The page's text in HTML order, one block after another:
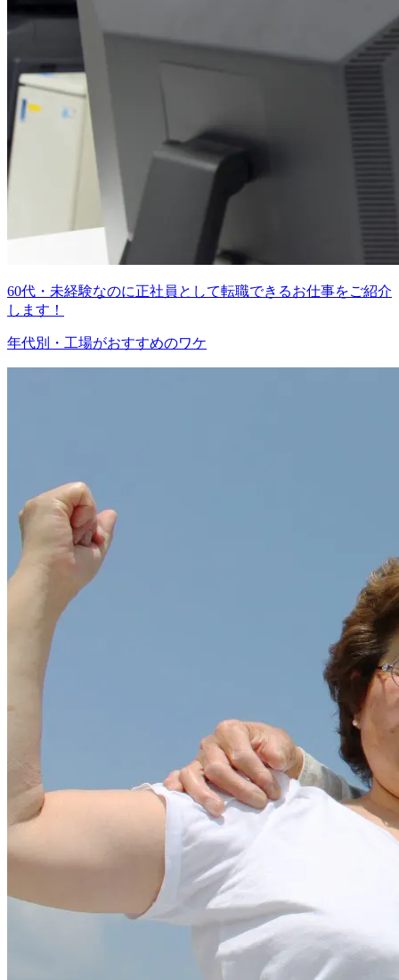
60代・未経験なのに正社員として転職できるお仕事をご紹介
します！
年代別・工場がおすすめのワケ